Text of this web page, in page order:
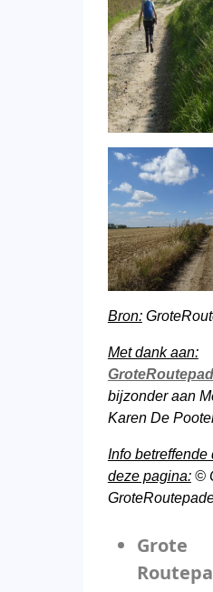
Bron:
Met dank aan:
bijzonder aan
Karen De
Info betreffende
deze pagina:©
Grote